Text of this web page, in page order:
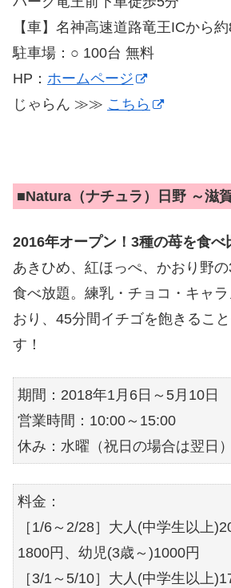
【車】名神高速道路竜王ICから
駐車場：○ 100台 無料
HP： ホームページ
じゃらん ≫≫ こちら
■Natura（ナチュラ）日野 ～滋
2016年オープン！3種の苺を食べ
あきひめ、紅ほっぺ、かおり野
食べ放題。練乳・チョコ・キャ
おり、45分間イチゴを飽きるこ
す！
期間：2018年1月6日～5月10日
営業時間：10:00～15:00
休み：水曜（祝日の場合は翌日）
料金：
［1/6～2/28］大人(中学生以上
1800円、幼児(3歳～)1000円
［3/1～5/10］大人(中学生以上